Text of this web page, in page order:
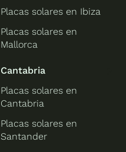
Placas solares en Ibiza
Placas solares en
Mallorca
Cantabria
Placas solares en
Cantabria
Placas solares en
Santander